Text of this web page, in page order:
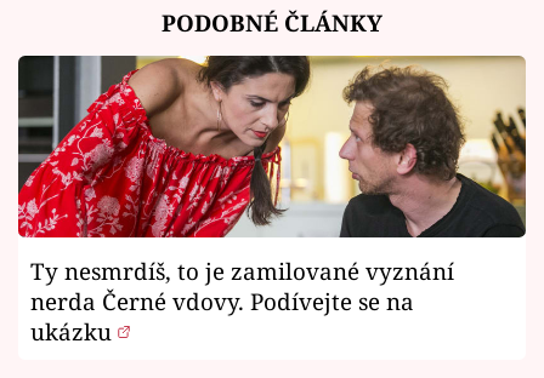
PODOBNÉ ČLÁNKY
Ty nesmrdíš, to je zamilované vyznání
nerda Černé vdovy. Podívejte se na
ukázku